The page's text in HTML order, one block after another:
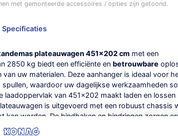
met gemonteerde accessoires / opties zijn getoond.
Specificaties
plateauwagen 451×202 cm met een
2850 kg biedt een efficiënte en betrouwbare
uw materialen. Deze aanhanger is ideaal voor
spullen, waardoor uw dagelijkse werkzaamheden
laadoppervlak van 451×202 maakt laden en lossen
is uitgevoerd met een robuust chassis
kan worden. De bindhaken en bindringen zorgen
vast kunt zetten.